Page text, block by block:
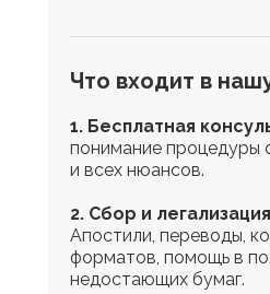
1. Бесплатная
понимание
и всех нюансов.
2. Сбор и
Апостили, переводы,
форматов, помощь в
недостающих бумаг.
Что входит в